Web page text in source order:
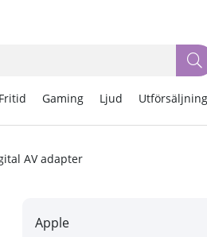
Gaming Ljud Utförsäljning
AV adapter
Apple